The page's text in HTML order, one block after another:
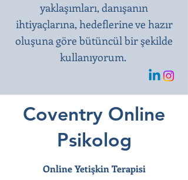
yaklaşımları, danışanın
ihtiyaçlarına, hedeflerine ve hazır
oluşuna göre bütüncül bir şekilde
kullanıyorum.
Coventry Online
Psikolog
Online Yetişkin Terapisi